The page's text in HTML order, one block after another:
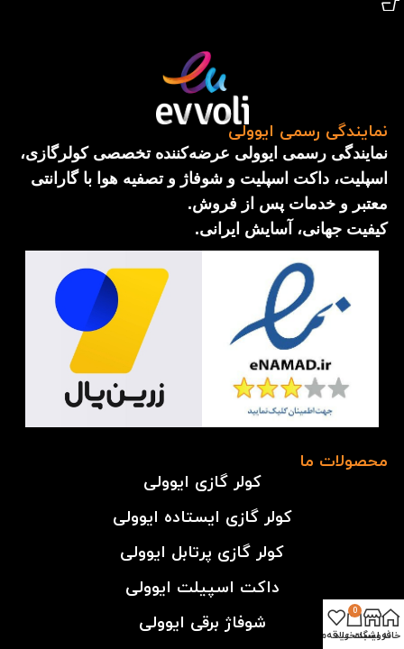
نمایندگی رسمی ایوولی
نمایندگی رسمی ایوولی عرضه‌کننده تخصصی کولرگازی،
اسپلیت، داکت اسپلیت و شوفاژ و تصفیه هوا با گارانتی
معتبر و خدمات پس از فروش.
کیفیت جهانی، آسایش ایرانی.
محصولات ما
کولر گازی ایوولی
کولر گازی ایستاده ایوولی
کولر گازی پرتابل ایوولی
داکت اسپیلت ایوولی
شوفاژ برقی ایوولی
خانهفروشگاه
0
سبد خرید
لیست علاقه‌مندی‌ها